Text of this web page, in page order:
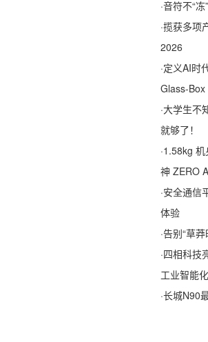
·音符不“
·揽获多项
2026
·定义AI时
Glass-Box
·大学生不
就够了！
·1.58kg
神 ZERO
·安全通信
体验
·告别“草
·四相科技
工业智能
·长城N90